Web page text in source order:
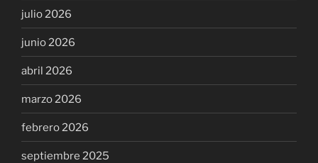
julio 2026
junio 2026
abril 2026
marzo 2026
febrero 2026
septiembre 2025